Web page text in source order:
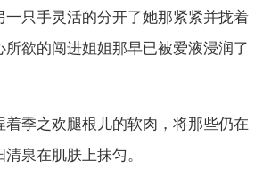
一只手灵活的分开了她那紧紧并拢着
所欲的闯进姐姐那早已被爱液浸润了
着季之欢腿根儿的软肉，将那些仍在
泉在肌肤上抹匀。